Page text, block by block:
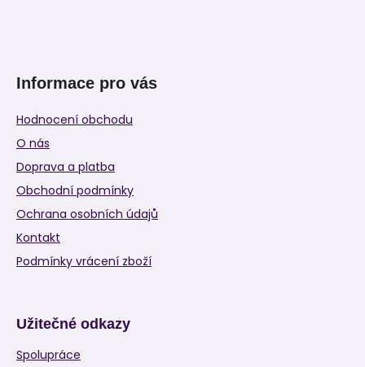
Informace pro vás
Hodnocení obchodu
O nás
Doprava a platba
Obchodní podmínky
Ochrana osobních údajů
Kontakt
Podmínky vrácení zboží
Užitečné odkazy
Spolupráce